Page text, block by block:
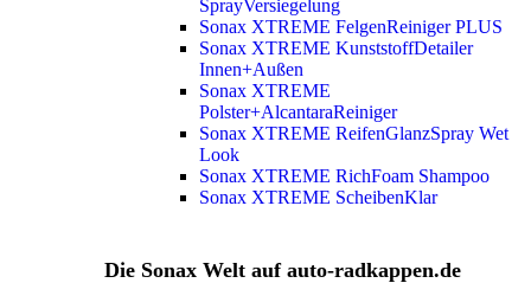
SprayVersiegelung
Sonax XTREME FelgenReiniger PLUS
Sonax XTREME KunststoffDetailer
Innen+Außen
Sonax XTREME
Polster+AlcantaraReiniger
Sonax XTREME ReifenGlanzSpray Wet
Look
Sonax XTREME RichFoam Shampoo
Sonax XTREME ScheibenKlar
Die Sonax Welt auf auto-radkappen.de